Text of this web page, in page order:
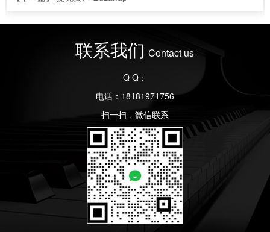
联系我们 Contact us
Q Q：
电话：18181971756
扫一扫，微信联系